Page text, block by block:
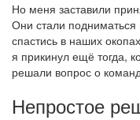
Но меня заставили
Они стали подниматься
спастись в наших
я прикинул ещё тогда,
решали вопрос о
Непростое